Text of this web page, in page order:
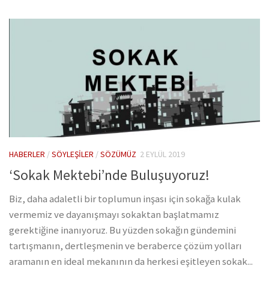
HABERLER /SÖYLEŞILER /SÖZÜMÜZ 2 EYLÜL 2019
‘Sokak Mektebi’nde Buluşuyoruz!
Biz, daha adaletli bir toplumun inşası için sokağa kulak
vermemiz ve dayanışmayı sokaktan başlatmamız
gerektiğine inanıyoruz. Bu yüzden sokağın gündemini
tartışmanın, dertleşmenin ve beraberce çözüm yolları
aramanın en ideal mekanının da herkesi eşitleyen sokak...